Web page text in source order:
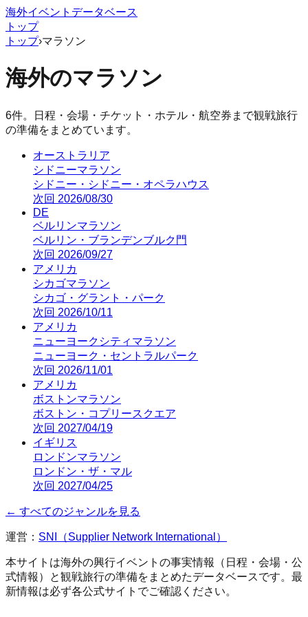
海外イベントデータベース
トップ
トップ›マラソン
海外のマラソン
6件。日程・会場・チケット・ホテル・航空券まで観戦旅行
の準備をまとめています。
オーストラリア
シドニーマラソン
シドニー ・ シドニー・オペラハウス
次回 2026/08/30
DE
ベルリンマラソン
ベルリン ・ ブランデンブルク門
次回 2026/09/27
アメリカ
シカゴマラソン
シカゴ ・ グラント・パーク
次回 2026/10/11
アメリカ
ニューヨークシティマラソン
ニューヨーク ・ セントラルパーク
次回 2026/11/01
アメリカ
ボストンマラソン
ボストン ・ コプリースクエア
次回 2027/04/19
イギリス
ロンドンマラソン
ロンドン ・ ザ・マル
次回 2027/04/25
← すべてのジャンルを見る
運営： SNI（Supplier Network International）
本サイトは海外の興行イベントの事実情報（日程・会場・公
式情報）と観戦旅行の準備をまとめたデータベースです。最
新情報は必ず各公式サイトでご確認ください。